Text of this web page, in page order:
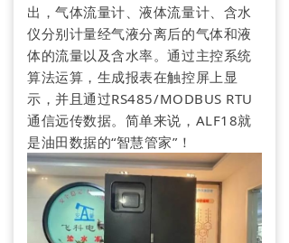
出，气体流量计、液体流量计、含水
仪分别计量经气液分离后的气体和液
体的流量以及含水率。通过主控系统
算法运算，生成报表在触控屏上显
示，并且通过RS485/MODBUS RTU
通信远传数据。简单来说，ALF18就
是油田数据的“智慧管家”！